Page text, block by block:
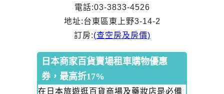
電話:03-3833-4526
地址:台東區東上野3-14-2
訂房:(查空房及房價)
日本商家百貨賣場租車購物優惠
券，最高折17%
在日本旅遊逛百貨商場及藥妝店是必備